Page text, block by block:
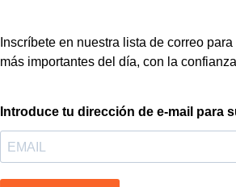
Inscríbete en nuestra lista de correo
más importantes del día, con la
Introduce tu dirección de e-mail para